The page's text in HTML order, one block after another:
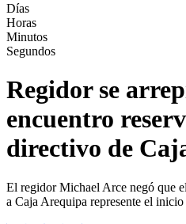
Días
Horas
Minutos
Segundos
Regidor se
encuentro
directivo de
El regidor Michael Arce negó que
a Caja Arequipa represente el